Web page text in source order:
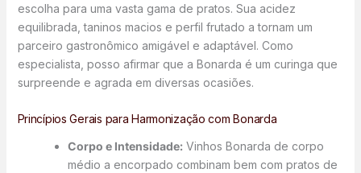
escolha para uma vasta gama de pratos. Sua acidez
equilibrada, taninos macios e perfil frutado a tornam um
parceiro gastronômico amigável e adaptável. Como
especialista, posso afirmar que a Bonarda é um curinga que
surpreende e agrada em diversas ocasiões.
Princípios Gerais para Harmonização com Bonarda
Corpo e Intensidade:Vinhos Bonarda de corpo
médio a encorpado combinam bem com pratos de